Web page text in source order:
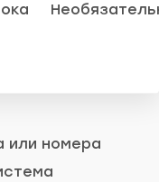
или номера